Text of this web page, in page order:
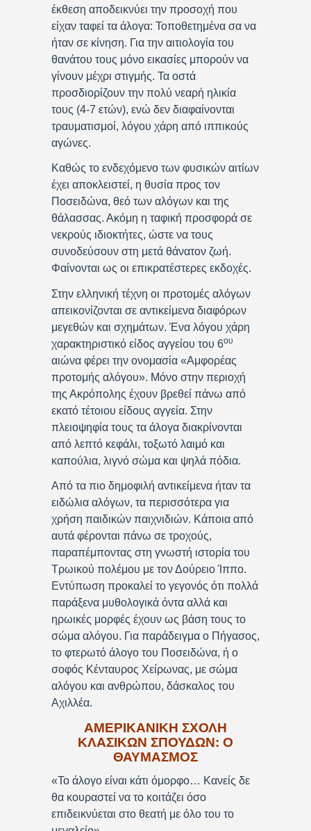
έκθεση αποδεικνύει την προσοχή που
είχαν ταφεί τα άλογα: Τοποθετημένα σα να
ήταν σε κίνηση. Για την αιτιολογία του
θανάτου τους μόνο εικασίες μπορούν να
γίνουν μέχρι στιγμής. Τα οστά
προσδιορίζουν την πολύ νεαρή ηλικία
τους (4-7 ετών), ενώ δεν διαφαίνονται
τραυματισμοί, λόγου χάρη από ιππικούς
αγώνες.
Καθώς το ενδεχόμενο των φυσικών αιτίων
έχει αποκλειστεί, η θυσία προς τον
Ποσειδώνα, θεό των αλόγων και της
θάλασσας. Ακόμη η ταφική προσφορά σε
νεκρούς ιδιοκτήτες, ώστε να τους
συνοδεύσουν στη μετά θάνατον ζωή.
Φαίνονται ως οι επικρατέστερες εκδοχές.
Στην ελληνική τέχνη οι προτομές αλόγων
απεικονίζονται σε αντικείμενα διαφόρων
μεγεθών και σχημάτων. Ένα λόγου χάρη
χαρακτηριστικό είδος αγγείου του 6ου
αιώνα φέρει την ονομασία «Αμφορέας
προτομής αλόγου». Μόνο στην περιοχή
της Ακρόπολης έχουν βρεθεί πάνω από
εκατό τέτοιου είδους αγγεία. Στην
πλειοψηφία τους τα άλογα διακρίνονται
από λεπτό κεφάλι, τοξωτό λαιμό και
καπούλια, λιγνό σώμα και ψηλά πόδια.
Από τα πιο δημοφιλή αντικείμενα ήταν τα
ειδώλια αλόγων, τα περισσότερα για
χρήση παιδικών παιχνιδιών. Κάποια από
αυτά φέρονται πάνω σε τροχούς,
παραπέμποντας στη γνωστή ιστορία του
Τρωικού πολέμου με τον Δούρειο Ίππο.
Εντύπωση προκαλεί το γεγονός ότι πολλά
παράξενα μυθολογικά όντα αλλά και
ηρωικές μορφές έχουν ως βάση τους το
σώμα αλόγου. Για παράδειγμα ο Πήγασος,
το φτερωτό άλογο του Ποσειδώνα, ή ο
σοφός Κένταυρος Χείρωνας, με σώμα
αλόγου και ανθρώπου, δάσκαλος του
Αχιλλέα.
ΑΜΕΡΙΚΑΝΙΚΗ ΣΧΟΛΗ
ΚΛΑΣΙΚΩΝ ΣΠΟΥΔΩΝ: Ο
ΘΑΥΜΑΣΜΟΣ
«Το άλογο είναι κάτι όμορφο… Κανείς δε
θα κουραστεί να το κοιτάζει όσο
επιδεικνύεται στο θεατή με όλο του το